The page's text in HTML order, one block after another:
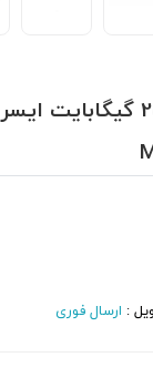
: ارسال فوری